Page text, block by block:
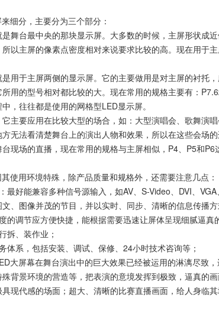
细分，主要分为三个部分：
舞台最中央的那块显示屏。大多数的时候，主屏形状成
以主屏的像素点密度相对来说要求比较的高。现在用于
用于主屏两侧的显示屏。它的主要做用是对主屏的衬托
用的型号相对都比较的大。现在常用的规格主要有：
，往往都是使用的网格型LED显示屏。
主要应用在比较大型的场合，如：大型演唱会、歌舞演
无法看清楚舞台上的演出人物和效果，所以在这些会场
现场的直播，现在常用的规格与主屏相似，P4、P5和
使用环境特殊，除产品质量和规格外，还需要注意几点：
最好能兼容多种信号源输入，如AV、S-Video、DVI、
、图像并茂的节目，并以实时、同步、清晰的信息传播方
的调节应方便快捷，能根据需要迅速让屏体呈现细腻逼真
拆、装作业；
体系，包括安装、调试、保修、24小时技术咨询等；
大屏幕在舞台演出中的巨大效果已经被运用的淋漓尽致
背景环境的营造等，把表演的意境发挥到极致，逼真的
现代感的场面；超大、清晰的比赛直播画面，给人身临其